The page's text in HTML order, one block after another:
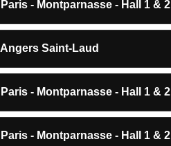
Paris - Montparnasse - Hall 1 & 2
Angers Saint-Laud
Paris - Montparnasse - Hall 1 & 2
Paris - Montparnasse - Hall 1 & 2